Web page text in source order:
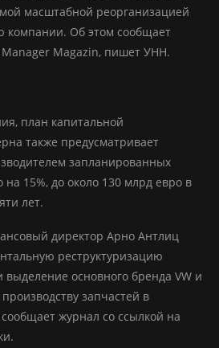
масштабной реорганизацией
компании. Об этом сообщает
Manager Magazin, пишет УНН.
план капитальной
также предусматривает
запланированных
15%, до около 130 млрд евро в
лет.
директор Арно Антлиц
реструктуризацию
выделение основного бренда VW и
запчастей в
журнал со ссылкой на